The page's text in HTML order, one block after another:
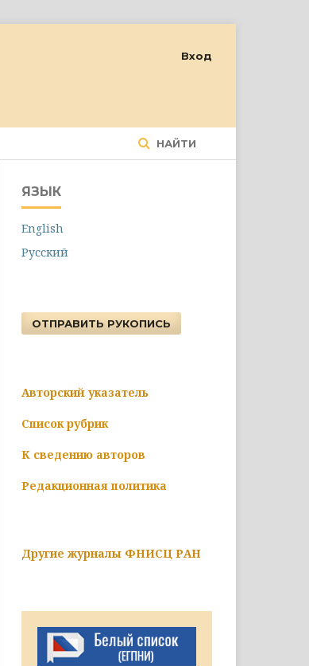
НАЙТИ
Вход
ЯЗЫК
English
Русский
ОТПРАВИТЬ РУКОПИСЬ
Авторский указатель
Список рубрик
К сведению авторов
Редакционная политика
Другие журналы ФНИСЦ РАН